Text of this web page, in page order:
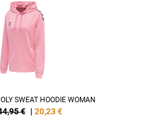
SWEAT HOODIE WOMAN
€ | 20,23€